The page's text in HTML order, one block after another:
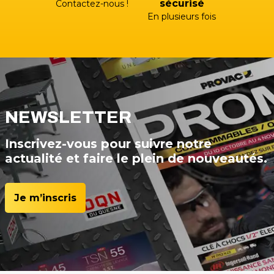
+33 (0)4 13 93 87 00 (CHOIX 3)
+33 (0)4 42 79 03 24
atelier@gp-services.fr
Facturation SAV
factures@gp-services.fr
Contactez-nous !
sécurisé
En plusieurs fois
NEWSLETTER
Inscrivez-vous pour suivre notre
actualité et faire le plein de nouveautés.
Je m’inscris